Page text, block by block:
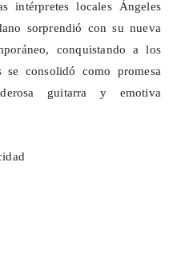
intérpretes locales Ángeles
sorprendió con su nueva
conquistando a los
se consolidó como promesa
guitarra y emotiva